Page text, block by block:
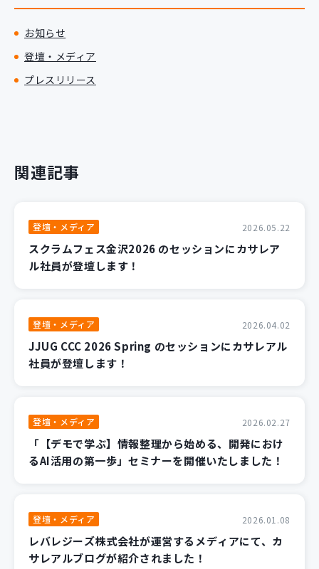
お知らせ
登壇・メディア
プレスリリース
関連記事
登壇・メディア 2026.05.22
スクラムフェス金沢2026 のセッションにカサレア
ル社員が登壇します！
登壇・メディア 2026.04.02
JJUG CCC 2026 Spring のセッションにカサレアル
社員が登壇します！
登壇・メディア 2026.02.27
「【デモで学ぶ】情報整理から始める、開発におけ
るAI活用の第一歩」セミナーを開催いたしました！
登壇・メディア 2026.01.08
レバレジーズ株式会社が運営するメディアにて、カ
サレアルブログが紹介されました！